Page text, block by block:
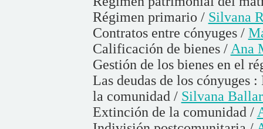
Régimen primario / Silvana
Contratos entre cónyuges /
Calificación de bienes /Ana
Gestión de los bienes en el
Las deudas de los cónyuges
la comunidad / Silvana
Extinción de la comunidad /